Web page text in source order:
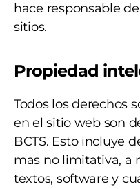
hace responsable
sitios.
Propiedad
Todos los derechos
en el sitio web son
BCTS. Esto incluye
mas no limitativa, a
textos, software y